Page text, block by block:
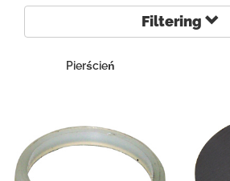
Filtering
Pierścień